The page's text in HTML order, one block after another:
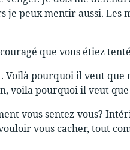
je peux mentir aussi. Les
que vous étiez
Voilà pourquoi il veut
voila pourquoi il veut
vous sentez-vous?
vous cacher, tout